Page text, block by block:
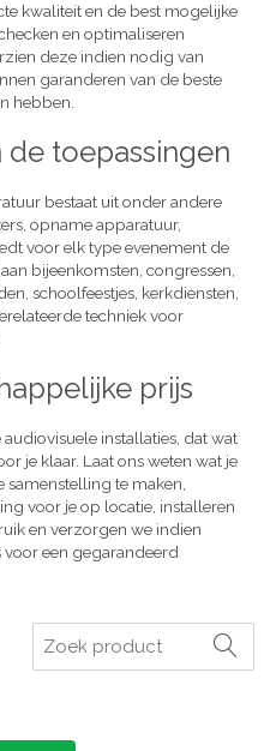
kwaliteit en de best mogelijke
en optimaliseren
deze indien nodig van
garanderen van de beste
hebben.
toepassingen
bestaat uit onder andere
opname apparatuur,
voor elk type evenement de
bijeenkomsten, congressen,
schoolfeestjes, kerkdiensten,
techniek voor
prijs
installaties, dat wat
je klaar. Laat ons weten wat je
te maken,
voor je op locatie, installeren
en verzorgen we indien
voor een gegarandeerd
Zoeken